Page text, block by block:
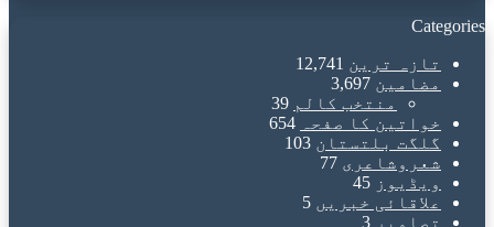
Categories
تازہ ترین 12,741
مضامین 3,697
منتخب کالم 39
خواتین کا صفحہ
654
گلگت بلتستان 103
شعروشاعری 77
ویڈیوز 45
علاقائی خبریں 5
تصاویر 3